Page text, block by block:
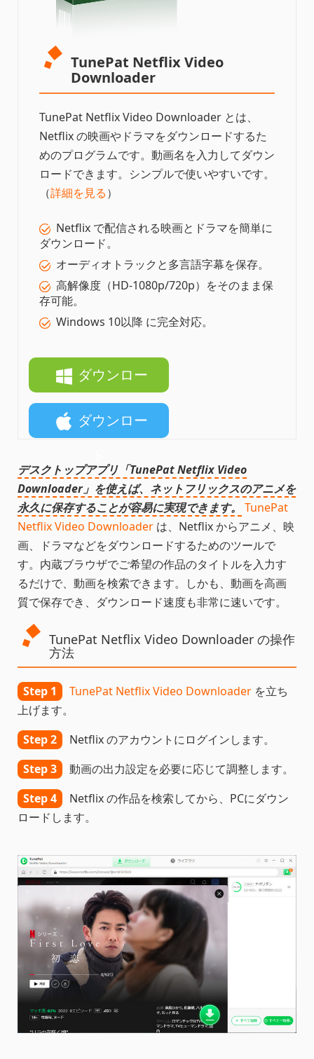
TunePat Netflix Video
Downloader
TunePat Netflix Video Downloader とは、
Netflix の映画やドラマをダウンロードするた
めのプログラムです。動画名を入力してダウン
ロードできます。シンプルで使いやすいです。
（詳細を見る）
Netflix で配信される映画とドラマを簡単に
ダウンロード。
オーディオトラックと多言語字幕を保存。
高解像度（HD-1080p/720p）をそのまま保
存可能。
Windows 10以降 に完全対応。
ダウンロー
ダウンロー
デスクトップアプリ「TunePat Netflix Video
Downloader」を使えば、ネットフリックスのアニメを
永久に保存することが容易に実現できます。
TunePat
Netflix Video Downloader は、Netflix からアニメ、映
画、ドラマなどをダウンロードするためのツールで
す。内蔵ブラウザでご希望の作品のタイトルを入力す
るだけで、動画を検索できます。しかも、動画を高画
質で保存でき、ダウンロード速度も非常に速いです。
TunePat Netflix Video Downloader の操作
方法
Step 1 TunePat Netflix Video Downloader を立ち
上げます。
Step 2
Netflix のアカウントにログインします。
Step 3
動画の出力設定を必要に応じて調整します。
Step 4
Netflix の作品を検索してから、PCにダウン
ロードします。